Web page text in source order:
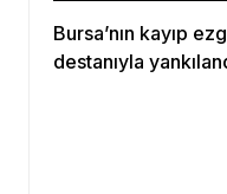
Bursa’nın kayıp
destanıyla